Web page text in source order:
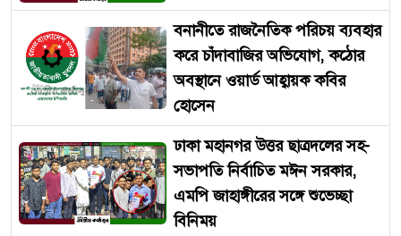
বনানীতে রাজনৈতিক পরিচয় ব্যবহার
করে চাঁদাবাজির অভিযোগ, কঠোর
অবস্থানে ওয়ার্ড আহ্বায়ক কবির
হোসেন
ঢাকা মহানগর উত্তর ছাত্রদলের সহ-
সভাপতি নির্বাচিত মঈন সরকার,
এমপি জাহাঙ্গীরের সঙ্গে শুভেচ্ছা
বিনিময়